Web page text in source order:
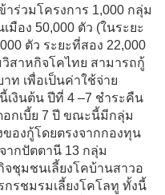
ร่วมโครงการ 1,000 กลุ่ม
มือง 50,000 ตัว (ในระยะ
ตัว ระยะที่สอง 22,000
สาหกิจโคไทย สามารถกู้
ท เพื่อเป็นค่าใช้จ่าย
เงินต้น ปีที่ 4 –7 ชำระคืน
อกเบี้ย 7 ปี ขณะนี้มีกลุ่ม
องกู้โดยตรงจากกองทุน
ากปัตตานี 13 กลุ่ม
ชุมชนเลี้ยงโคบ้านสาวอ
รชมรมเลี้ยงโคโลทู ทั้งนี้